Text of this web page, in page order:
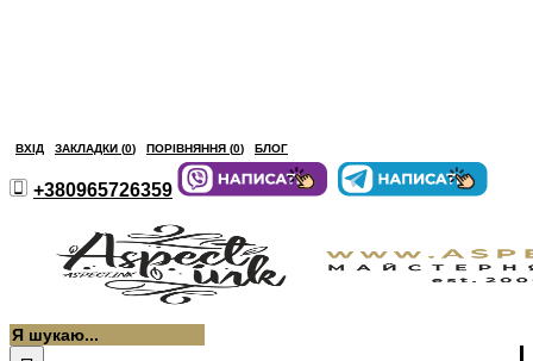
ВХІД ЗАКЛАДКИ (0) ПОРІВНЯННЯ (0) БЛОГ
+380965726359